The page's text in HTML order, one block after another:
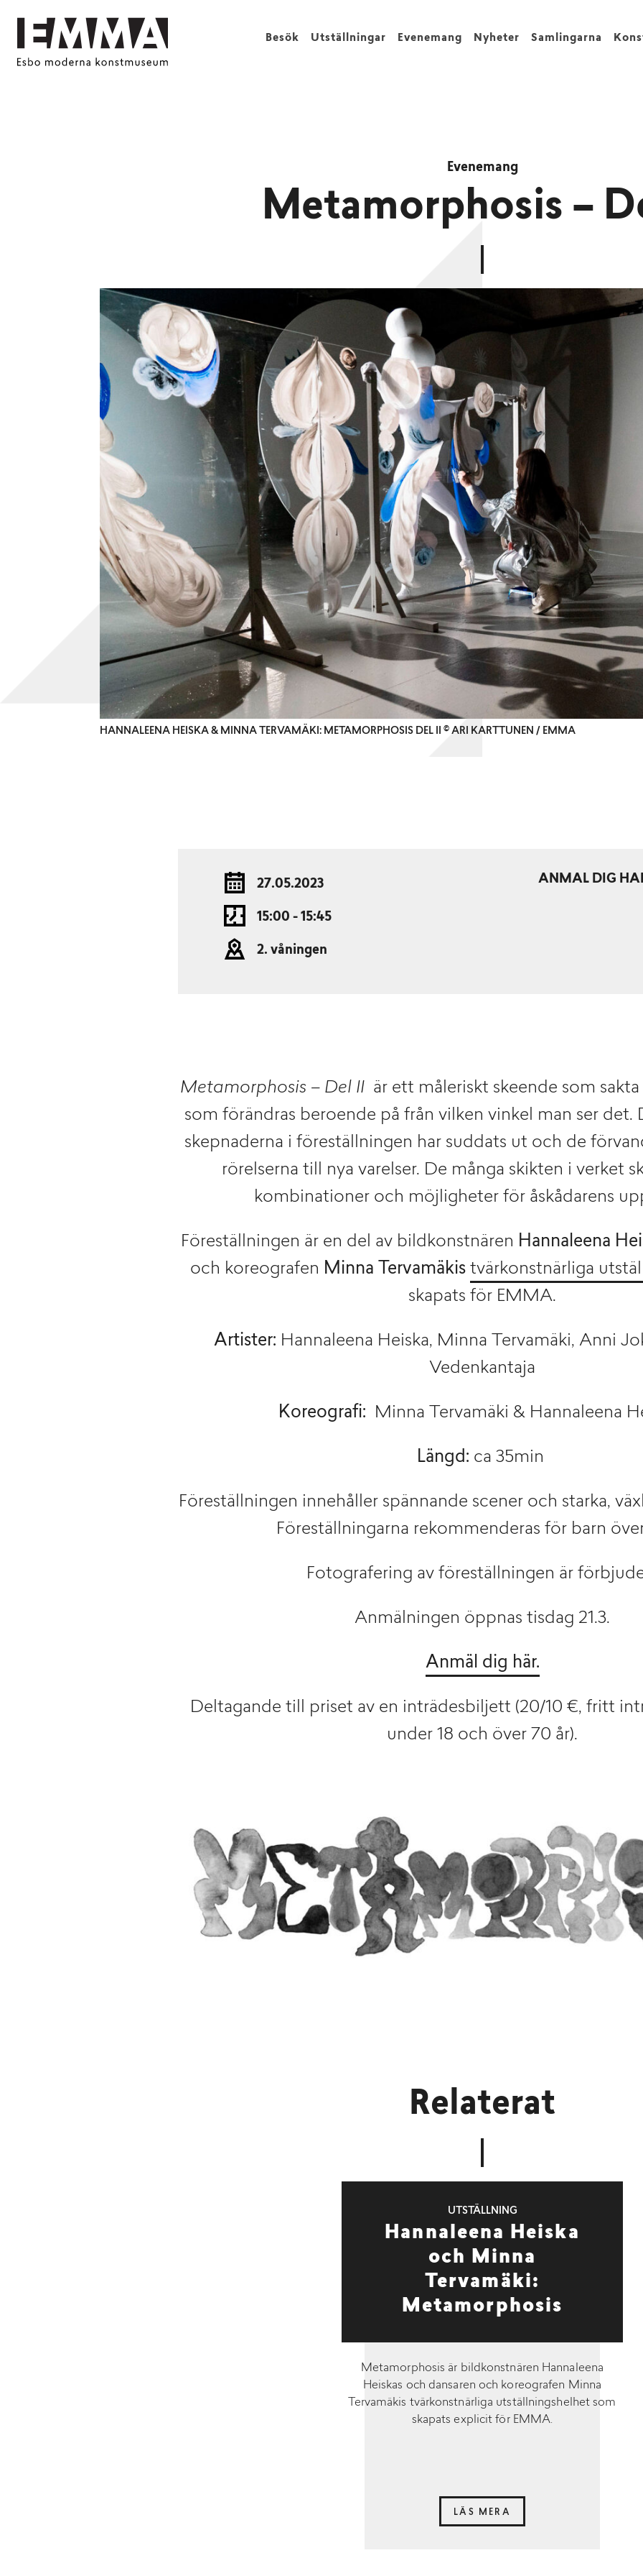
Besök Utställningar Evenemang Nyheter Samlingarna
Evenemang
Metamorphosis –
HANNALEENA HEISKA & MINNA TERVAMÄKI: METAMORPHOSIS DEL II © ARI KARTTUNEN / EMMA
27.05.2023
15:00 - 15:45
2. våningen
ANMÄL DIG
Metamorphosis – Del II är ett måleriskt skeende som
som förändras beroende på från vilken vinkel man ser det.
skepnaderna i föreställningen har suddats ut och de
rörelserna till nya varelser. De många skikten i verket
kombinationer och möjligheter för åskådarens
Föreställningen är en del av bildkonstnären Hannaleena
och koreografen Minna Tervamäkis tvärkonstnärliga
skapats för EMMA.
Artister: Hannaleena Heiska, Minna Tervamäki, Anni
Vedenkantaja
Koreografi: Minna Tervamäki & Hannaleena
Längd: ca 35min
Föreställningen innehåller spännande scener och starka,
Föreställningarna rekommenderas för barn
Fotografering av föreställningen är
Anmälningen öppnas tisdag 21.3.
Anmäl dig här.
Deltagande till priset av en inträdesbiljett (20/10 €, fritt
under 18 och över 70 år).
Relaterat
UTSTÄLLNING
Hannaleena Heiska
och Minna
Tervamäki:
Metamorphosis
Metamorphosis är bildkonstnären Hannaleena
Heiskas och dansaren och koreografen Minna
Tervamäkis tvärkonstnärliga utställningshelhet som
skapats explicit för EMMA.
LÄS MERA